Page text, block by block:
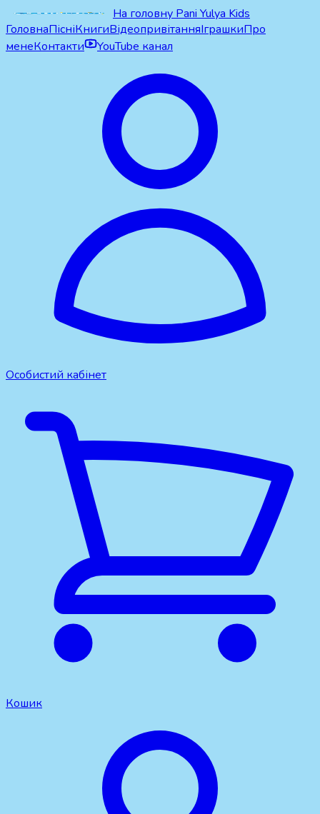
На головну Pani Yulya Kids
ГоловнаПісніКнигиВідеопривітанняІграшкиПро
менеКонтакти YouTube канал
Особистий кабінет
Кошик